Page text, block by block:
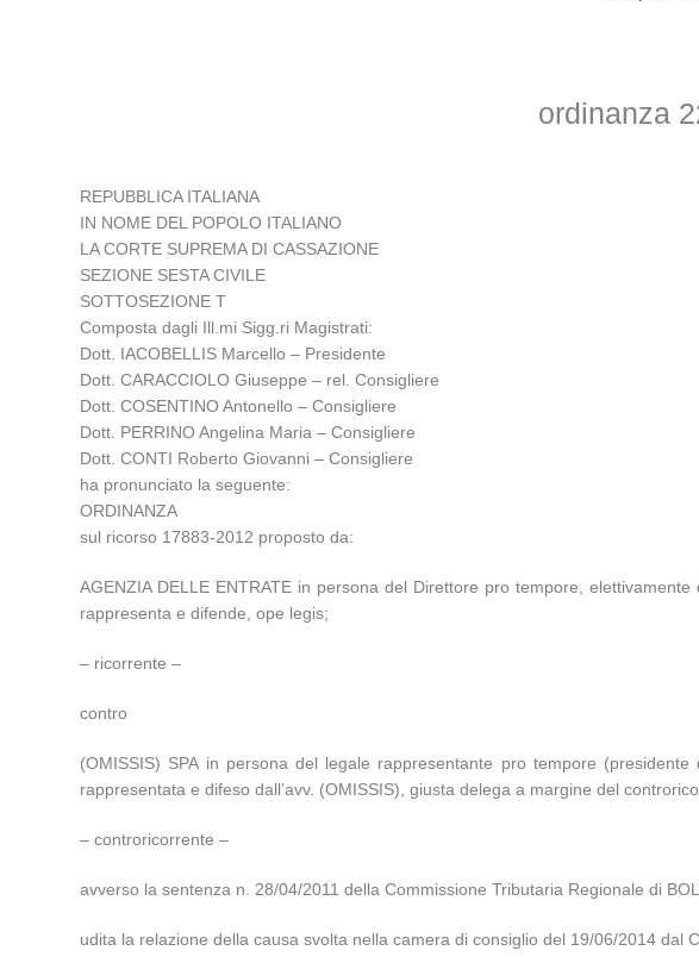
ordinanza
REPUBBLICA ITALIANA
IN NOME DEL POPOLO ITALIANO
LA CORTE SUPREMA DI CASSAZIONE
SEZIONE SESTA CIVILE
SOTTOSEZIONE T
Composta dagli Ill.mi Sigg.ri Magistrati:
Dott. IACOBELLIS Marcello – Presidente
Dott. CARACCIOLO Giuseppe – rel. Consigliere
Dott. COSENTINO Antonello – Consigliere
Dott. PERRINO Angelina Maria – Consigliere
Dott. CONTI Roberto Giovanni – Consigliere
ha pronunciato la seguente:
ORDINANZA
sul ricorso 17883-2012 proposto da:
AGENZIA DELLE ENTRATE in persona del Direttore pro tempore,
rappresenta e difende, ope legis;
– ricorrente –
contro
(OMISSIS) SPA in persona del legale rappresentante pro tempore
rappresentata e difeso dall’avv. (OMISSIS), giusta delega a margine del
– controricorrente –
avverso la sentenza n. 28/04/2011 della Commissione Tributaria Regionale di
udita la relazione della causa svolta nella camera di consiglio del 19/06/2014 dal